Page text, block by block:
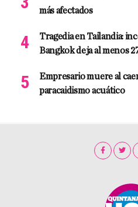
más afectados
Tragedia en Tailandia:
Bangkok deja al menos
Empresario muere al
paracaidismo acuático